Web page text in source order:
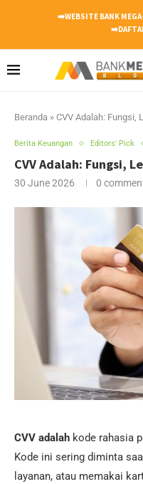
➡️WEBSITE BANK
Beranda » CVV Adalah: Fungsi,
Berita Keuangan Editors' Pick
CVV Adalah: Fungsi,
30 June 2026 0
CVV adalah kode rahasia
Kode ini sering diminta
layanan, atau memakai